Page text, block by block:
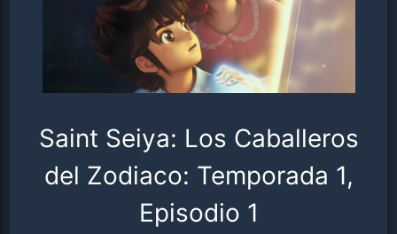
Saint Seiya: Los Caballeros
del Zodiaco: Temporada 1,
Episodio 1